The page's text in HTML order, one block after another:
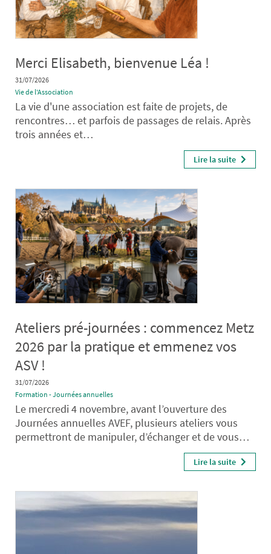
Merci Elisabeth, bienvenue Léa !
31/07/2026
Vie de l'Association
La vie d'une association est faite de projets, de
rencontres… et parfois de passages de relais. Après
trois années et…
Lire la suite
Ateliers pré-journées : commencez Metz
2026 par la pratique et emmenez vos
ASV !
31/07/2026
Formation - Journées annuelles
Le mercredi 4 novembre, avant l’ouverture des
Journées annuelles AVEF, plusieurs ateliers vous
permettront de manipuler, d’échanger et de vous…
Lire la suite